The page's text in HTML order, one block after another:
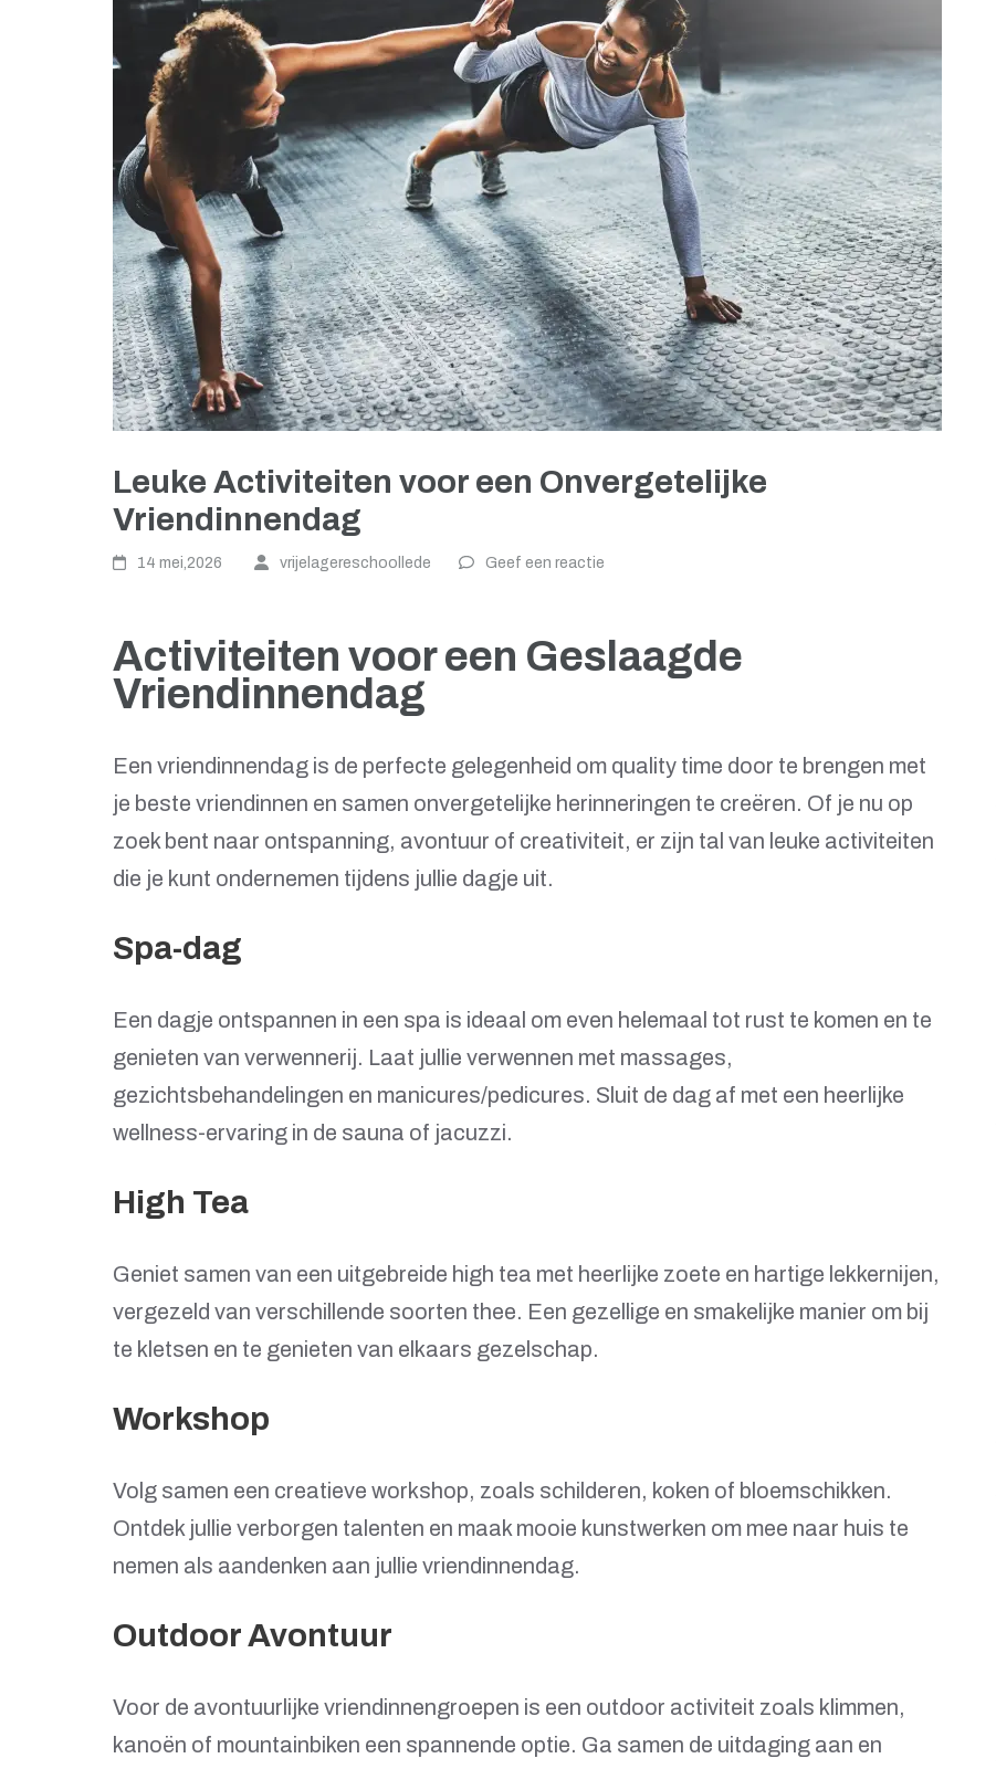
Leuke Activiteiten voor een Onvergetelijke
Vriendinnendag
14 mei,2026 vrijelagereschoollede Geef een reactie
Activiteiten voor een Geslaagde
Vriendinnendag
Een vriendinnendag is de perfecte gelegenheid om quality time door te brengen met
je beste vriendinnen en samen onvergetelijke herinneringen te creëren. Of je nu op
zoek bent naar ontspanning, avontuur of creativiteit, er zijn tal van leuke activiteiten
die je kunt ondernemen tijdens jullie dagje uit.
Spa-dag
Een dagje ontspannen in een spa is ideaal om even helemaal tot rust te komen en te
genieten van verwennerij. Laat jullie verwennen met massages,
gezichtsbehandelingen en manicures/pedicures. Sluit de dag af met een heerlijke
wellness-ervaring in de sauna of jacuzzi.
High Tea
Geniet samen van een uitgebreide high tea met heerlijke zoete en hartige lekkernijen,
vergezeld van verschillende soorten thee. Een gezellige en smakelijke manier om bij
te kletsen en te genieten van elkaars gezelschap.
Workshop
Volg samen een creatieve workshop, zoals schilderen, koken of bloemschikken.
Ontdek jullie verborgen talenten en maak mooie kunstwerken om mee naar huis te
nemen als aandenken aan jullie vriendinnendag.
Outdoor Avontuur
Voor de avontuurlijke vriendinnengroepen is een outdoor activiteit zoals klimmen,
kanoën of mountainbiken een spannende optie. Ga samen de uitdaging aan en